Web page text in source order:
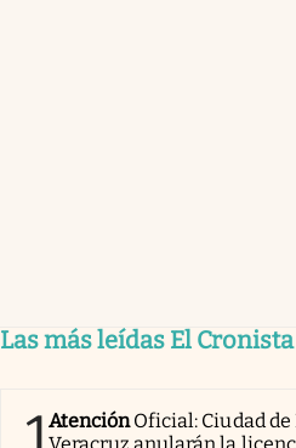
Las más leídas El
AtenciónOficial: Ciudad